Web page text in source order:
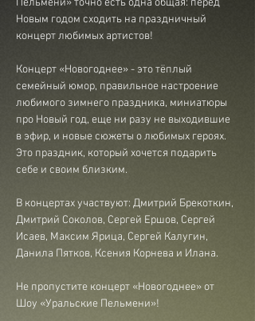
Пельмени» точно есть одна общая: перед
Новым годом сходить на праздничный
концерт любимых артистов!
Концерт «Новогоднее» - это тёплый
семейный юмор, правильное настроение
любимого зимнего праздника, миниатюры
про Новый год, еще ни разу не выходившие
в эфир, и новые сюжеты о любимых героях.
Это праздник, который хочется подарить
себе и своим близким.
В концертах участвуют: Дмитрий Брекоткин,
Дмитрий Соколов, Сергей Ершов, Сергей
Исаев, Максим Ярица, Сергей Калугин,
Данила Пятков, Ксения Корнева и Илана.
Не пропустите концерт «Новогоднее» от
Шоу «Уральские Пельмени»!